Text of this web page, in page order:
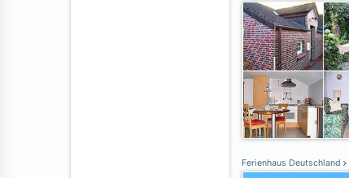
Ferienhaus Deutschland